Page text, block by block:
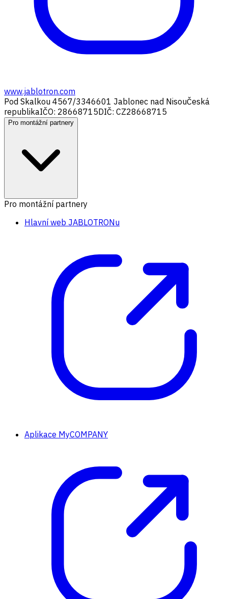
www.jablotron.com
Pod Skalkou 4567/3346601 Jablonec nad NisouČeská
republikaIČO: 28668715DIČ: CZ28668715
Pro montážní partnery
Pro montážní partnery
Hlavní web JABLOTRONu
Aplikace MyCOMPANY